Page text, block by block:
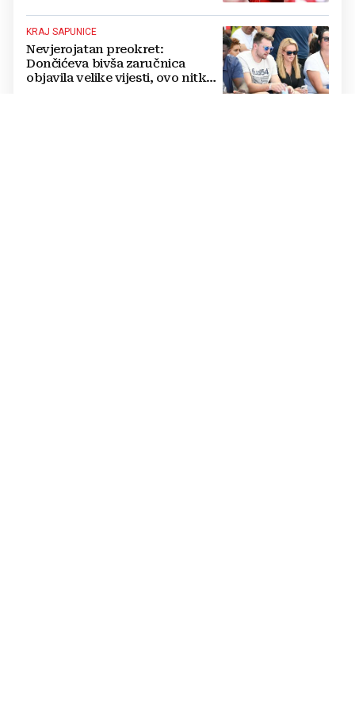
KRAJ SAPUNICE
Nevjerojatan preokret:
Dončićeva bivša zaručnica
objavila velike vijesti, ovo nitko